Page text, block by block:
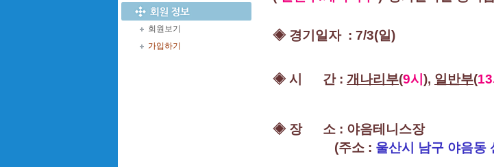
회원보기
가입하기
◈ 경기일자 : 7/3(일)
◈ 시 간 : 개나리부(9시 ), 일반부(13
◈ 장 소 : 야음테니스장
(주소 : 울산시 남구 야음동